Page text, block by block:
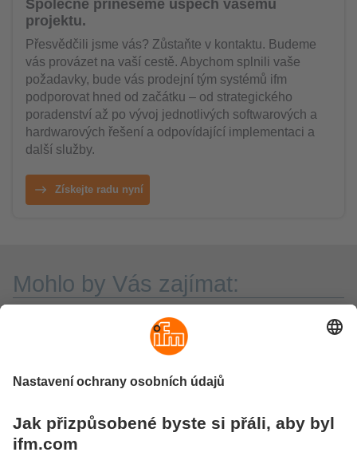
Společně přineseme úspěch vašemu
projektu.
Přesvědčili jsme vás? Zůstaňte v kontaktu. Budeme
vás provázet na vaší cestě. Abychom splnili vaše
požadavky, bude vás prodejní tým systémů ifm
podporovat hned od začátku – od strategického
poradenství až po vývoj jednotlivých softwarových a
hardwarových řešení a odpovídající implementaci a
další služby.
Získejte radu nyní
Mohlo by Vás zajímat: